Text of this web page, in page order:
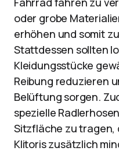
oder grobe
erhöhen und somit
Stattdessen sollten
Kleidungsstücke
Reibung reduzieren
Belüftung sorgen.
spezielle
Sitzfläche zu tragen,
Klitoris zusätzlich